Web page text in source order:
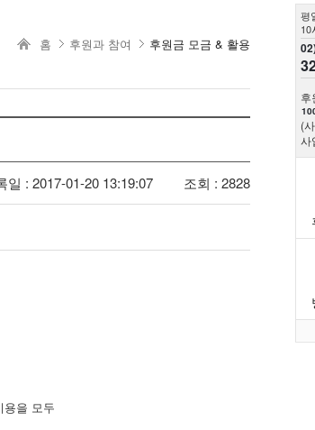
평
10
후
(
사
홈 후원과 참여 후원금 모금 & 활용
일 : 2017-01-20 13:19:07 조회 : 2828
을 모두